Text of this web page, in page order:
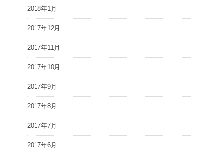
2018年1月
2017年12月
2017年11月
2017年10月
2017年9月
2017年8月
2017年7月
2017年6月